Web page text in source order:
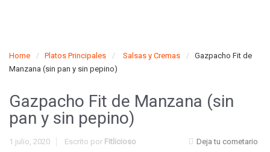
Home Platos Principales Salsas y Cremas
Gazpacho Fit de
Manzana (sin pan y sin pepino)
Gazpacho Fit de Manzana (sin
pan y sin pepino)
1 julio, 2020 Deja tu cometario
Escrito por Fitlicioso